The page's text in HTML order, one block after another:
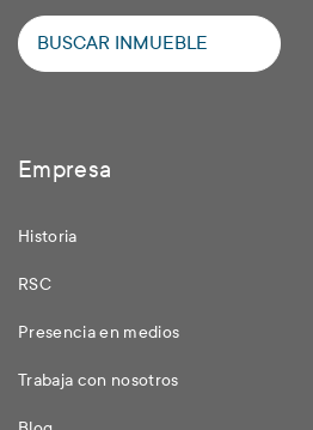
BUSCAR INMUEBLE
Empresa
Historia
RSC
Presencia en medios
Trabaja con nosotros